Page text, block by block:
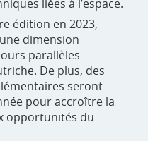
liées à l’espace.
édition en 2023,
dimension
parallèles
De plus, des
seront
pour accroître la
opportunités du